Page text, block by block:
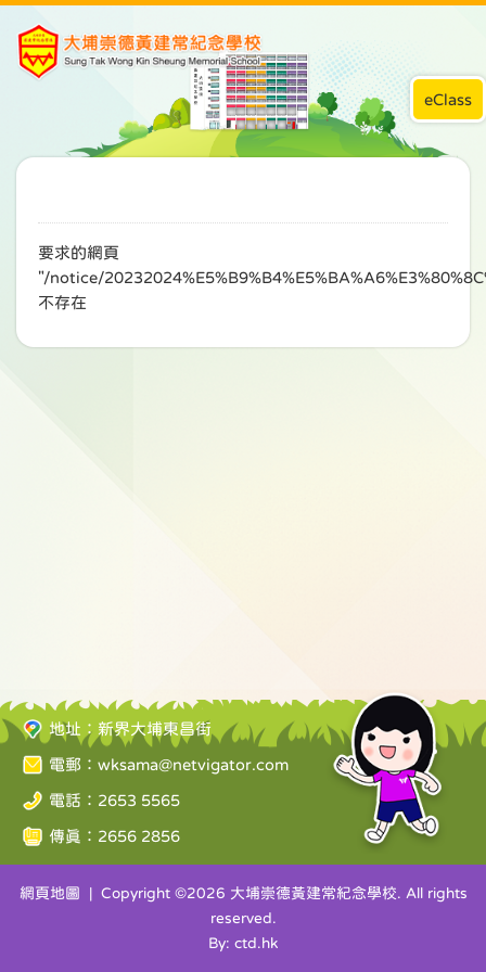
eClass
要求的網頁
"/notice/
不存在
地址：新界大埔東昌街
電郵： wksama@netvigator.com
電話：2653 5565
傳真：2656 2856
網頁地圖 | Copyright ©2026 大埔崇德黃建常紀念學校. All rights
reserved.
By: ctd.hk